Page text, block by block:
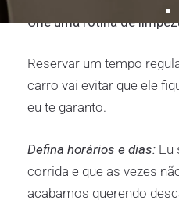
Crie uma rotina de
Reservar um tempo
carro vai evitar que ele
eu te garanto.
Defina horários e dias: Eu
corrida e que as vezes
acabamos querendo